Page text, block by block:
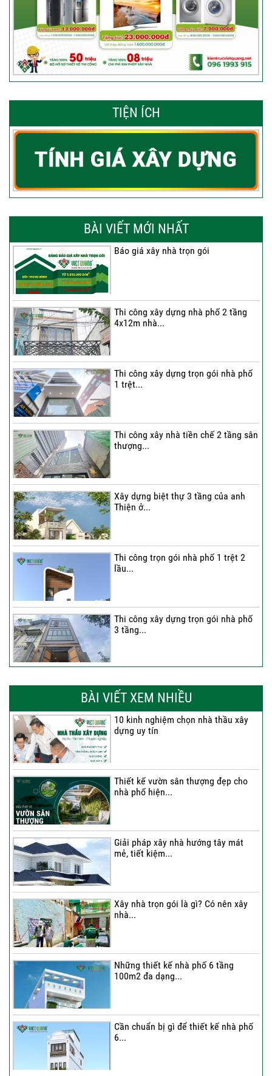
TIỆN ÍCH
BÀI VIẾT MỚI NHẤT
Báo giá xây nhà trọn gói
Thi công xây dựng nhà phố 2 tầng
4x12m nhà...
Thi công xây dựng trọn gói nhà phố
1 trệt...
Thi công xây nhà tiền chế 2 tầng sân
thượng...
Xây dựng biệt thự 3 tầng của anh
Thiện ở...
Thi công trọn gói nhà phố 1 trệt 2
lầu...
Thi công xây dựng trọn gói nhà phố
3 tầng...
Anh...
BÀI VIẾT XEM NHIỀU
10 kinh nghiệm chọn nhà thầu xây
dựng uy tín
Thiết kế vườn sân thượng đẹp cho
nhà phố hiện...
Giải pháp xây nhà hướng tây mát
mẻ, tiết kiệm...
Xây nhà trọn gói là gì? Có nên xây
nhà...
Những thiết kế nhà phố 6 tầng
100m2 đa dạng...
Cần chuẩn bị gì để thiết kế nhà phố
6...